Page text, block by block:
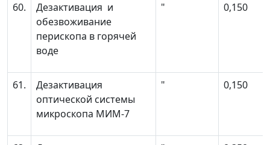
60.
Дезактивация и
обезвоживание
перископа в горячей
воде
" 0,150
61.
Дезактивация
оптической системы
микроскопа МИМ-7
" 0,150